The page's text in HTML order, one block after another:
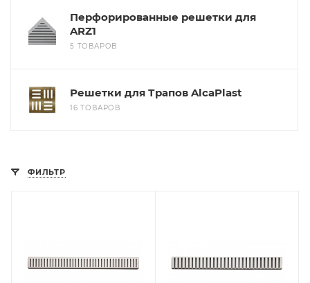
Перфорированные решетки для
ARZ1
5 ТОВАРОВ
Решетки для Трапов AlcaPlast
16 ТОВАРОВ
ФИЛЬТР